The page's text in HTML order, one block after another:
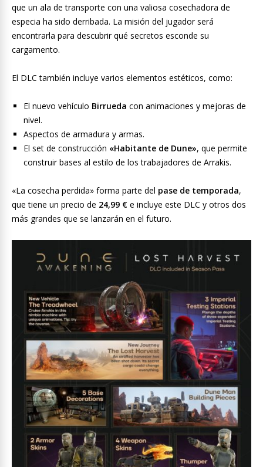
que un ala de transporte con una valiosa cosechadora de
especia ha sido derribada. La misión del jugador será
encontrarla para descubrir qué secretos esconde su
cargamento.
El DLC también incluye varios elementos estéticos, como:
El nuevo vehículo Birrueda con animaciones y mejoras de
nivel.
Aspectos de armadura y armas.
El set de construcción «Habitante de Dune», que permite
construir bases al estilo de los trabajadores de Arrakis.
«La cosecha perdida» forma parte del pase de temporada,
que tiene un precio de 24,99 € e incluye este DLC y otros dos
más grandes que se lanzarán en el futuro.